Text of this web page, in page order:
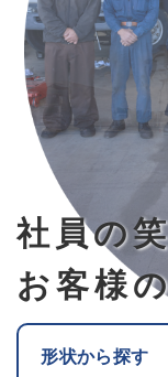
社員の
お客様
形状から探す